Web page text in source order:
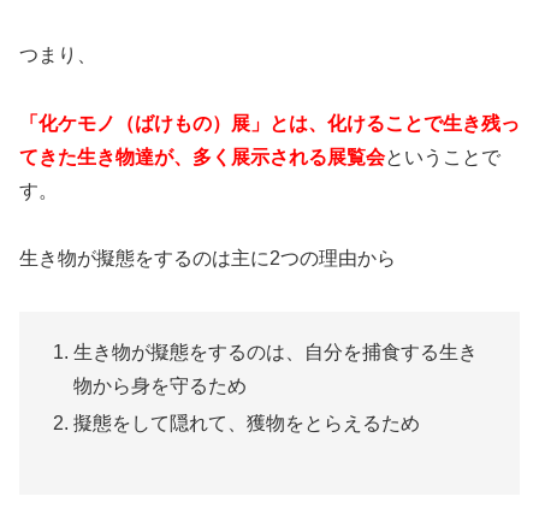
つまり、
「化ケモノ（ばけもの）展」とは、化けることで生き残っ
てきた生き物達が、多く展示される展覧会ということで
す。
生き物が擬態をするのは主に2つの理由から
生き物が擬態をするのは、自分を捕食する生き
物から身を守るため
擬態をして隠れて、獲物をとらえるため